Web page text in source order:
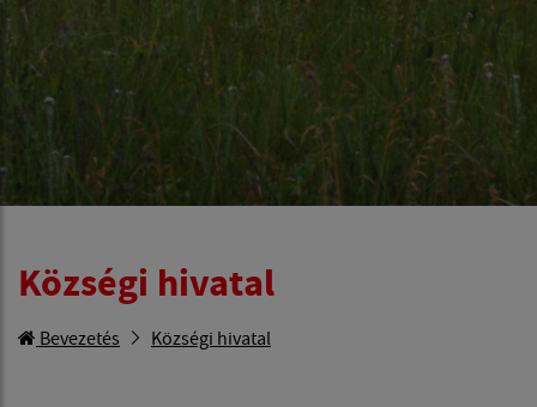
Községi hivatal
Bevezetés Községi hivatal